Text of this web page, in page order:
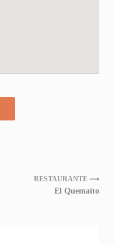
RESTAURANTE ⟶
El Quemaíto